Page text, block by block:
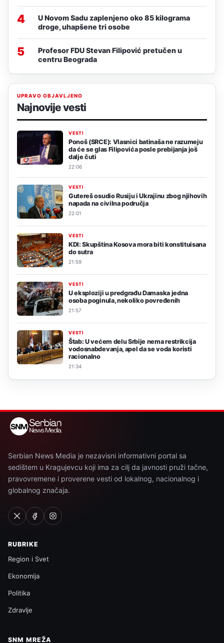
4
U Novom Sadu zaplenjeno oko 85 kilograma
droge, uhapšene tri osobe
5
Profesor FDU Stevan Filipović pretučen u
centru Beograda
UPRAVO OBJAVLJENO
Najnovije vesti
VESTI
Ponoš (SRCE): Vlasnici batinaša ne razumeju
da će se glas Filipovića posle prebijanja još
dalje čuti
22:06
VESTI
Gutereš osudio Rusiju i Ukrajinu zbog njihovih
napada na civilna područja
22:01
VESTI
KDI: Skupština Kosova mora biti konstituisana
do sutra
21:59
VESTI
U eksploziji u predgrađu Damaska jedna
osoba poginula, nekoliko povređenih
21:57
VESTI
Štab: U većem delu Srbije nema restrikcija
vodosnabdevanja, apel da se voda koristi
racionalno
21:34
Serbian News Media je nezavisni informativni portal sa
sedištem u Kragujevcu koji ima za cilj da javnosti pruži tačne,
pravovremene i proverene vesti od lokalnog, nacionalnog i
globalnog značaja.
RUBRIKE
Region i Svet
Ekonomija
Politika
Zdravlje
SNM MREŽA